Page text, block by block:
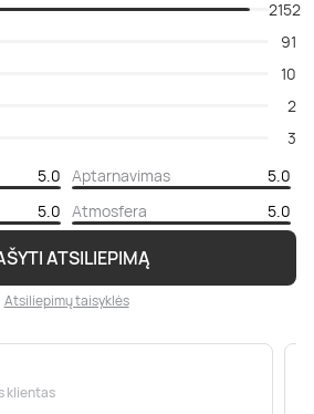
ATSILIEPIMĄ
Atsiliepimų taisyklės
2152
91
10
2
3
5.0 Aptarnavimas
5.0
5.0 Atmosfera 5.0
klientas